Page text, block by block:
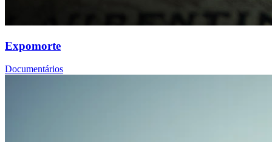
Expomorte
Documentários